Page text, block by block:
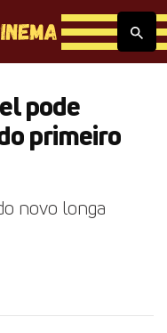
pode
primeiro
novo longa